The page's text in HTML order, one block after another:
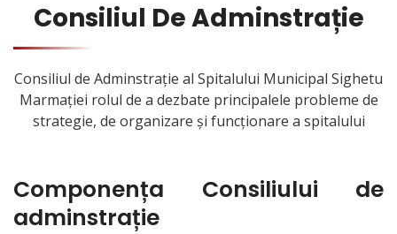
Consiliul De Adminstrație
Consiliul de Adminstrație al Spitalului Municipal Sighetu
Marmației rolul de a dezbate principalele probleme de
strategie, de organizare și funcționare a spitalului
Componența Consiliului de
adminstrație